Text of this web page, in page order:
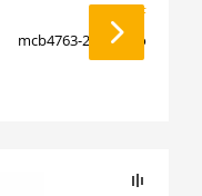
EKF
mcb4763-2-13C-pro